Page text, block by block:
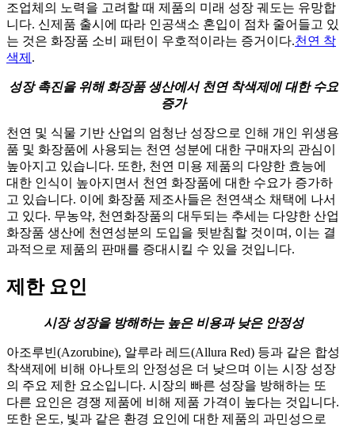
조업체의 노력을 고려할 때 제품의 미래 성장 궤도는 유망합
니다. 신제품 출시에 따라 인공색소 혼입이 점차 줄어들고 있
는 것은 화장품 소비 패턴이 우호적이라는 증거이다.천연 착
색제 .
성장 촉진을 위해 화장품 생산에서 천연 착색제에 대한 수요
증가
천연 및 식물 기반 산업의 엄청난 성장으로 인해 개인 위생용
품 및 화장품에 사용되는 천연 성분에 대한 구매자의 관심이
높아지고 있습니다. 또한, 천연 미용 제품의 다양한 효능에
대한 인식이 높아지면서 천연 화장품에 대한 수요가 증가하
고 있습니다. 이에 화장품 제조사들은 천연색소 채택에 나서
고 있다. 무농약, 천연화장품의 대두되는 추세는 다양한 산업
화장품 생산에 천연성분의 도입을 뒷받침할 것이며, 이는 결
과적으로 제품의 판매를 증대시킬 수 있을 것입니다.
제한 요인
시장 성장을 방해하는 높은 비용과 낮은 안정성
아조루빈(Azorubine), 알루라 레드(Allura Red) 등과 같은 합성
착색제에 비해 아나토의 안정성은 더 낮으며 이는 시장 성장
의 주요 제한 요소입니다. 시장의 빠른 성장을 방해하는 또
다른 요인은 경쟁 제품에 비해 제품 가격이 높다는 것입니다.
또한 온도, 빛과 같은 환경 요인에 대한 제품의 과민성으로